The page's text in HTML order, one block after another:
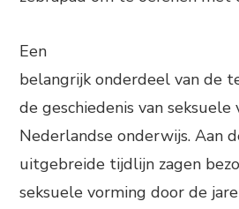
Een
belangrijk onderdeel van de
de geschiedenis van
Nederlandse onderwijs. Aan
uitgebreide tijdlijn zagen
seksuele vorming door de